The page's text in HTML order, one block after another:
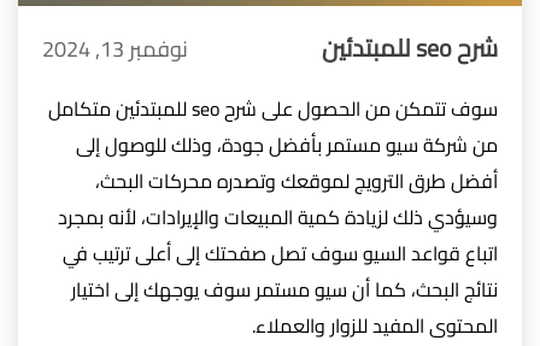
شرح seo للمبتدئين نوفمبر 13, 2024
سوف تتمكن من الحصول على شرح seo للمبتدئين متكامل
من شركة سيو مستمر بأفضل جودة، وذلك للوصول إلى
أفضل طرق الترويج لموقعك وتصدره محركات البحث،
وسيؤدي ذلك لزيادة كمية المبيعات والإيرادات، لأنه بمجرد
اتباع قواعد السيو سوف تصل صفحتك إلى أعلى ترتيب في
نتائج البحث، كما أن سيو مستمر سوف يوجهك إلى اختيار
المحتوى المفيد للزوار والعملاء.